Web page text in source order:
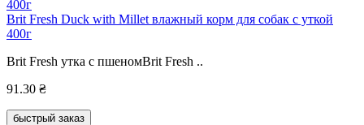
Brit Fresh Duck with Millet влажный корм для собак с уткой
400г
Brit Fresh утка с пшеномBrit Fresh ..
91.30 ₴
быстрый заказ